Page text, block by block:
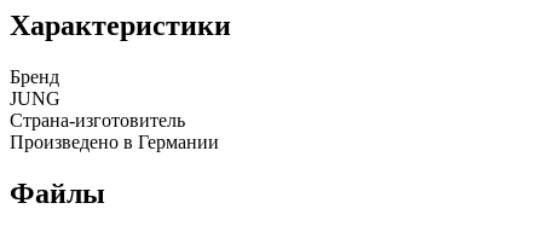
Характеристики
Бренд
JUNG
Страна-изготовитель
Произведено в Германии
Файлы